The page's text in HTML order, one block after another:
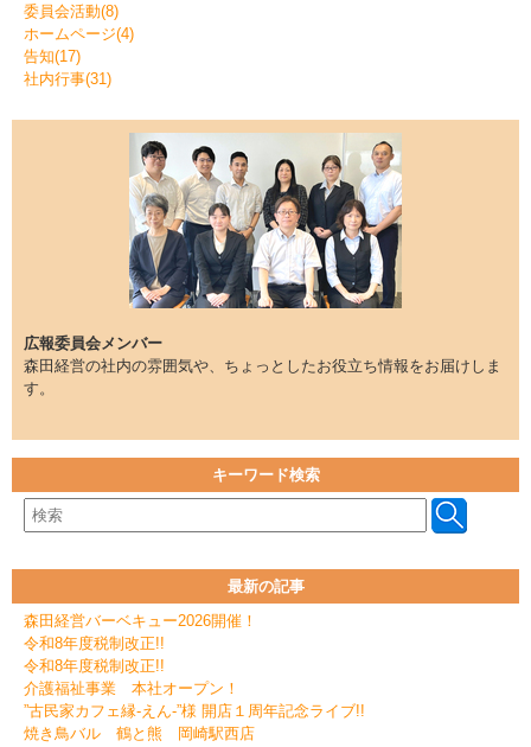
委員会活動(8)
ホームページ(4)
告知(17)
社内行事(31)
広報委員会メンバー
森田経営の社内の雰囲気や、ちょっとしたお役立ち情報をお届けしま
す。
キーワード検索
最新の記事
森田経営バーベキュー2026開催！
令和8年度税制改正!!
令和8年度税制改正!!
介護福祉事業 本社オープン！
”古民家カフェ縁-えん-”様 開店１周年記念ライブ!!
焼き鳥バル 鶴と熊 岡崎駅西店